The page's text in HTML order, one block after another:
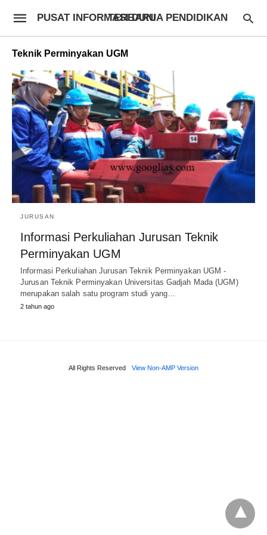
PUSAT INFORMASI DUNIA PENDIDIKAN TERBARU
Teknik Perminyakan UGM
JURUSAN
Informasi Perkuliahan Jurusan Teknik
Perminyakan UGM
Informasi Perkuliahan Jurusan Teknik Perminyakan UGM -
Jurusan Teknik Perminyakan Universitas Gadjah Mada (UGM)
merupakan salah satu program studi yang…
2 tahun ago
All Rights Reserved View Non-AMP Version